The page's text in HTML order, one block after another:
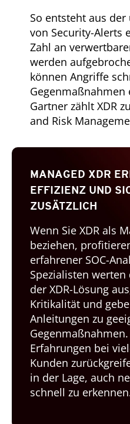
So entsteht aus
von Security-Alerts
Zahl an
werden
können Angriffe
Gegenmaßnahmen
Gartner zählt XDR
and Risk
MANAGED XDR
EFFIZIENZ UND
ZUSÄTZLICH
Wenn Sie XDR als
beziehen,
erfahrener SOC-
Spezialisten
der XDR-Lösung
Kritikalität und
Anleitungen zu
Erfahrungen bei
Kunden
in der Lage, auch
schnell zu